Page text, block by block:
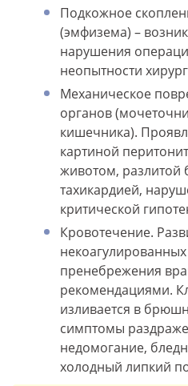
Подкожное
(эмфизема) –
нарушения
неопытности
Механическое
органов
кишечника).
картиной
животом, разлитой
тахикардией,
критической
Кровотечение.
пренебрежения
рекомендациями.
изливается в
симптомы
недомогание,
холодный липкий